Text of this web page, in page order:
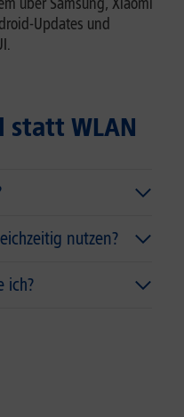
Updates und
statt WLAN
nutzen?
ich?